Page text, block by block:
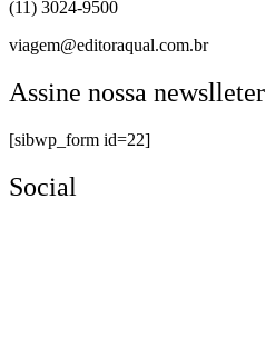
(11) 3024-9500
viagem@editoraqual.com.br
Assine nossa newslleter
[sibwp_form id=22]
Social